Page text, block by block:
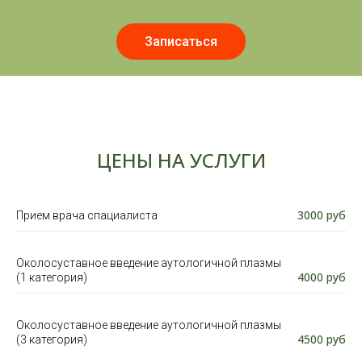
Записаться
ЦЕНЫ НА УСЛУГИ
Прием врача спациалиста 3000 руб
Околосуставное введение аутологичной плазмы
(1 категория)
4000 руб
Околосуставное введение аутологичной плазмы
(3 категория)
4500 руб